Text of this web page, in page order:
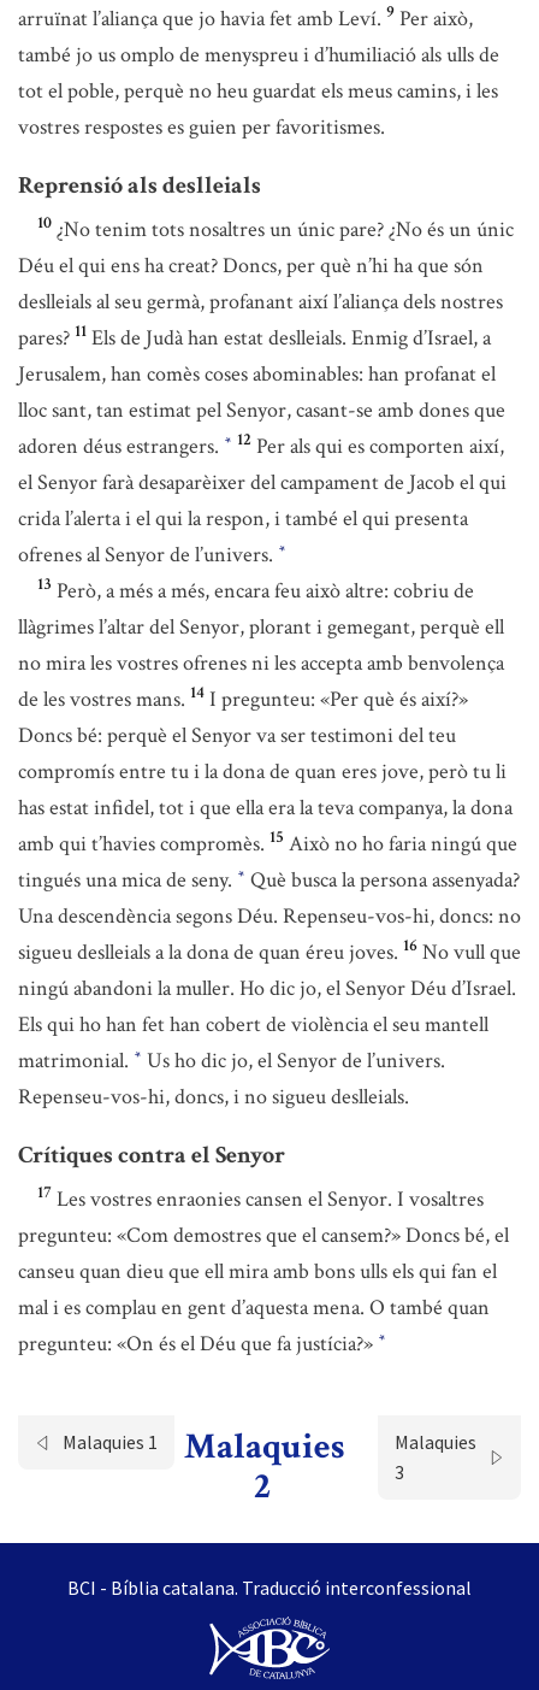
arruïnat l’aliança que jo havia fet amb Leví. 9 Per això,
també jo us omplo de menyspreu i d’humiliació als ulls de
tot el poble, perquè no heu guardat els meus camins, i les
vostres respostes es guien per favoritismes.
Reprensió als deslleials
10 ¿No tenim tots nosaltres un únic pare? ¿No és un únic
Déu el qui ens ha creat? Doncs, per què n’hi ha que són
deslleials al seu germà, profanant així l’aliança dels nostres
pares? 11 Els de Judà han estat deslleials. Enmig d’Israel, a
Jerusalem, han comès coses abominables: han profanat el
lloc sant, tan estimat pel Senyor, casant-se amb dones que
adoren déus estrangers. * 12 Per als qui es comporten així,
el Senyor farà desaparèixer del campament de Jacob el qui
crida l’alerta i el qui la respon, i també el qui presenta
ofrenes al Senyor de l’univers. *
13 Però, a més a més, encara feu això altre: cobriu de
llàgrimes l’altar del Senyor, plorant i gemegant, perquè ell
no mira les vostres ofrenes ni les accepta amb benvolença
de les vostres mans. 14 I pregunteu: «Per què és així?»
Doncs bé: perquè el Senyor va ser testimoni del teu
compromís entre tu i la dona de quan eres jove, però tu li
has estat infidel, tot i que ella era la teva companya, la dona
amb qui t’havies compromès. 15 Això no ho faria ningú que
tingués una mica de seny. * Què busca la persona assenyada?
Una descendència segons Déu. Repenseu-vos-hi, doncs: no
sigueu deslleials a la dona de quan éreu joves. 16 No vull que
ningú abandoni la muller. Ho dic jo, el Senyor Déu d’Israel.
Els qui ho han fet han cobert de violència el seu mantell
matrimonial. * Us ho dic jo, el Senyor de l’univers.
Repenseu-vos-hi, doncs, i no sigueu deslleials.
Crítiques contra el Senyor
17 Les vostres enraonies cansen el Senyor. I vosaltres
pregunteu: «Com demostres que el cansem?» Doncs bé, el
canseu quan dieu que ell mira amb bons ulls els qui fan el
mal i es complau en gent d’aquesta mena. O també quan
pregunteu: «On és el Déu que fa justícia?» *
Malaquies 1
Malaquies
2
Malaquies
3
BCI - Bíblia catalana. Traducció interconfessional